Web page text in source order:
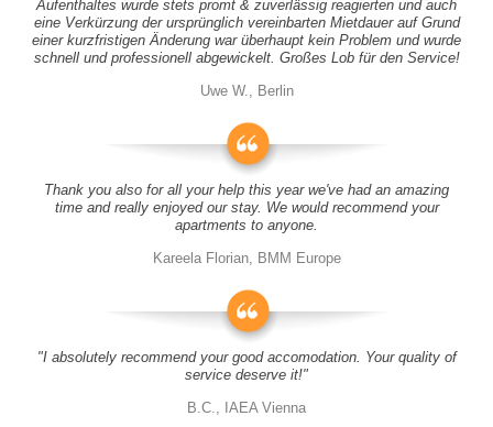
Aufenthaltes wurde stets promt & zuverlässig reagierten und auch
eine Verkürzung der ursprünglich vereinbarten Mietdauer auf Grund
einer kurzfristigen Änderung war überhaupt kein Problem und wurde
schnell und professionell abgewickelt. Großes Lob für den Service!
Uwe W., Berlin
Thank you also for all your help this year we've had an amazing
time and really enjoyed our stay. We would recommend your
apartments to anyone.
Kareela Florian, BMM Europe
"I absolutely recommend your good accomodation. Your quality of
service deserve it!"
B.C., IAEA Vienna